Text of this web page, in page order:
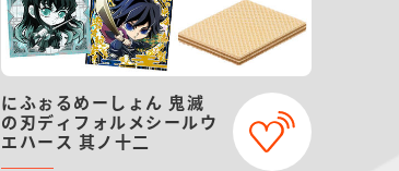
にふぉるめーしょん 鬼滅
の刃ディフォルメシールウ
エハース 其ノ十二